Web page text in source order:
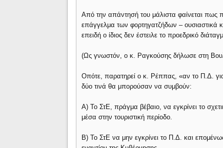
Από την απάντησή του μάλιστα φαίνεται πως
επάγγελμα των φορτηγατζήδων – ουσιαστικά
επειδή ο ίδιος δεν έστειλε το προεδρικό
(Ως γνωστόν, ο κ. Ραγκούσης δήλωσε στη
Οπότε, παρατηρεί ο κ. Ρέππας, «αν το Π.Δ. για
δύο τινά θα μπορούσαν να συμβούν:
Α) Το ΣτΕ, πράγμα βέβαιο, να εγκρίνει το
μέσα στην τουριστική περίοδο.
Β) Το ΣτΕ να μην εγκρίνει το Π.Δ. και